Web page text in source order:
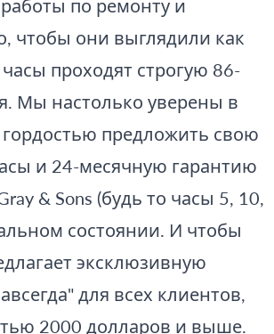
по ремонту и
чтобы они выглядили как
проходят строгую 86-
Мы настолько уверены в
предложить свою
и 24-месячную гарантию
& Sons (будь то часы 5, 10,
состоянии. И чтобы
эксклюзивную
для всех клиентов,
2000 долларов и выше.